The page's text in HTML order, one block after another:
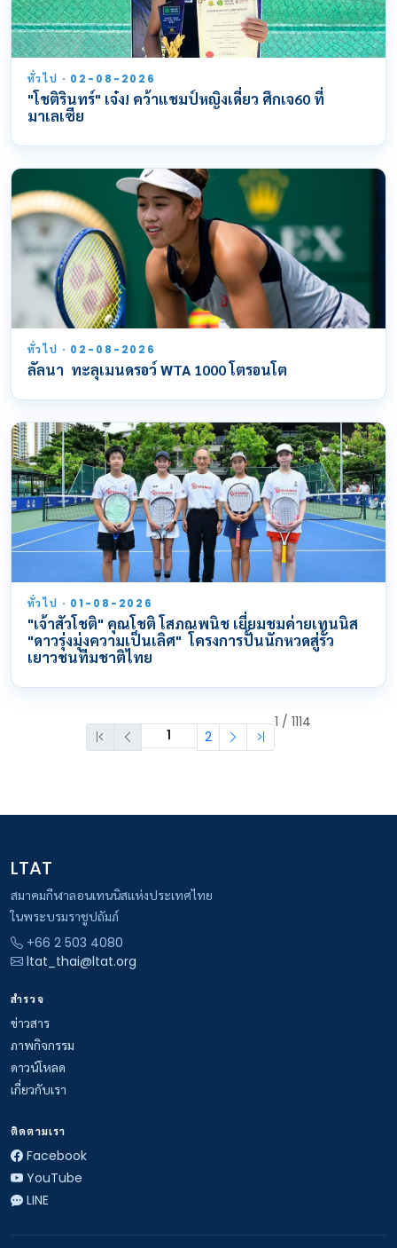
ทั่วไป · 02-08-2026
"โชติรินทร์" เจ๋ง! คว้าแชมป์หญิงเดี่ยว ศึกเจ60 ที่
มาเลเซีย
ทั่วไป · 02-08-2026
ลัลนา ทะลุเมนดรอว์ WTA 1000 โตรอนโต
ทั่วไป · 01-08-2026
"เจ้าสัวโชติ" คุณโชติ โสภณพนิช เยี่ยมชมค่ายเทนนิส
"ดาวรุ่งมุ่งความเป็นเลิศ" โครงการปั้นนักหวดสู่รั้ว
เยาวชนทีมชาติไทย
2
1 / 1114
LTAT
สมาคมกีฬาลอนเทนนิสแห่งประเทศไทย
ในพระบรมราชูปถัมภ์
+66 2 503 4080
ltat_thai@ltat.org
สำรวจ
ข่าวสาร
ภาพกิจกรรม
ดาวน์โหลด
เกี่ยวกับเรา
ติดตามเรา
Facebook
YouTube
LINE